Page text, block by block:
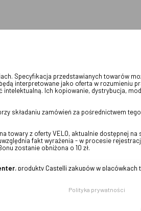
Specyfikacja przedstawianych towarów
interpretowane jako oferta w rozumieniu
Ich kopiowanie, dystrybucja,
składaniu zamówień za pośrednictwem
towary z oferty VELO, aktualnie dostępnej na
fakt wyrażenia - w procesie
zostanie obniżona o 10 zł.
, produkty Castelli zakupów w placówkach
Polityka prywatności